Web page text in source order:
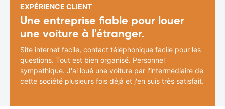
EXPÉRIENCE CLIENT
Une entreprise fiable pour louer
une voiture à l'étranger.
Site internet facile, contact téléphonique facile pour les
questions. Tout est bien organisé. Personnel
sympathique. J'ai loué une voiture par l'intermédiaire de
cette société plusieurs fois déjà et j'en suis très satisfait.